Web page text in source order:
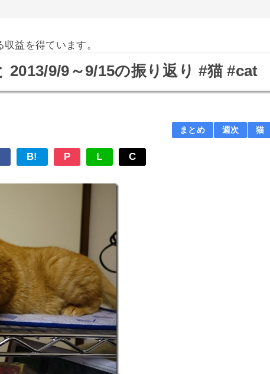
益を得ています。
2013/9/9～9/15の振り返り #猫 #cat
まとめ 週次 猫
B! P L C